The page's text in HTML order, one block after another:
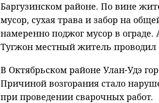
Баргузинском районе. По вине
мусор, сухая трава и забор на
намеренно поджог мусор в ограде.
Тугжон местный житель проводил
В Октябрьском районе Улан-Удэ
Причиной возгорания стало
при проведении сварочных работ.